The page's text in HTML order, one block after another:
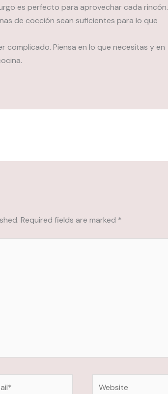
es perfecto para aprovechar cada rincón.
de cocción sean suficientes para lo que
complicado. Piensa en lo que necesitas y en
Required fields are marked *